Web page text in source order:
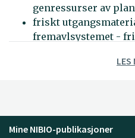
genressurser av
friskt
fremavlsystemet -
forvaltning av
LES
Mine NIBIO-publikasjoner